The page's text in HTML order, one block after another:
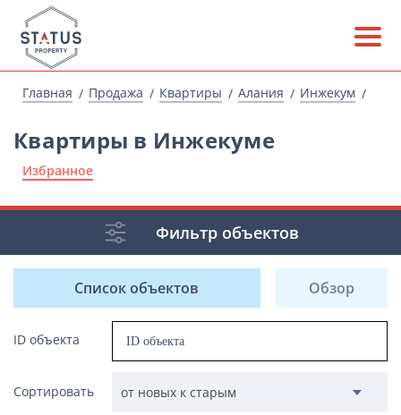
Главная Продажа Квартиры Алания Инжекум
Квартиры в Инжекуме
Избранное
Фильтр объектов
Список объектов Обзор
ID объекта
Сортировать